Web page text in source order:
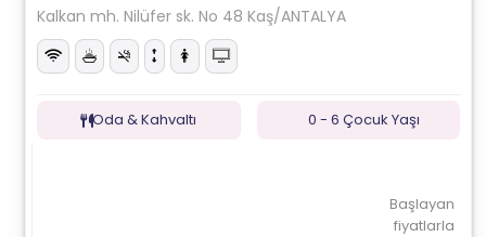
Kalkan mh. Nilüfer sk. No 48 Kaş/ANTALYA
Oda & Kahvaltı 0 - 6 Çocuk Yaşı
Başlayan
fiyatlarla